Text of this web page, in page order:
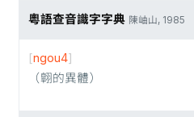
粵語查音識字字典 陳岫山, 1985
[ngou4]
（翺的異體）